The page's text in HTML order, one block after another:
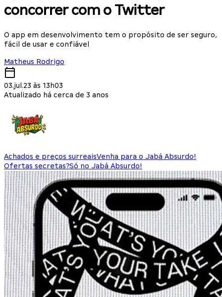
concorrer com o Twitter
O app em desenvolvimento tem o propósito de ser seguro,
fácil de usar e confiável
Matheus Rodrigo
03.jul.23 às 13h03
Atualizado há cerca de 3 anos
Achados e preços surreaisVenha para o Jabá Absurdo!
Ofertas secretas?Só no Jabá Absurdo!